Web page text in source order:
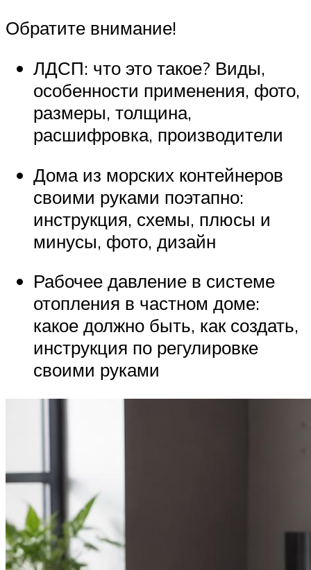
Обратите внимание!
ЛДСП: что это такое? Виды,
особенности применения, фото,
размеры, толщина,
расшифровка, производители
Дома из морских контейнеров
своими руками поэтапно:
инструкция, схемы, плюсы и
минусы, фото, дизайн
Рабочее давление в системе
отопления в частном доме:
какое должно быть, как создать,
инструкция по регулировке
своими руками